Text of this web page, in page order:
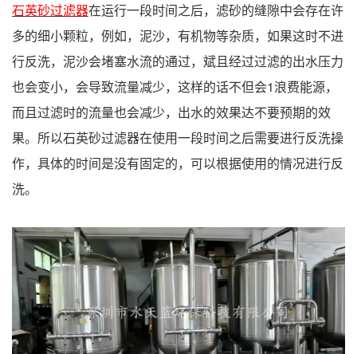
石英砂过滤器在运行一段时间之后，滤砂的缝隙中会存在许
多的细小颗粒，例如，泥沙，有机物等杂质，如果这时不进
行反洗，泥沙会堵塞水流的通过，斌且经过过滤的出水压力
也会变小，会导致流量减少，这样的话不但会1浪费能源，
而且过滤时的流量也会减少，出水的效果达不要预期的效
果。所以石英砂过滤器在使用一段时间之后需要进行反洗操
作，具体的时间是没有固定的，可以根据使用的情况进行反
洗。